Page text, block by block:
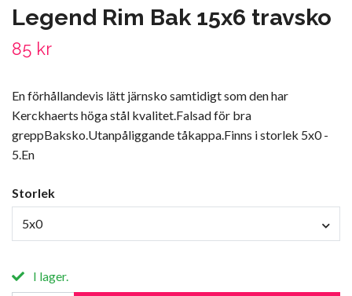
Legend Rim Bak 15x6 travsko
85 kr
En förhållandevis lätt järnsko samtidigt som den har
Kerckhaerts höga stål kvalitet.Falsad för bra
greppBaksko.Utanpåliggande tåkappa.Finns i storlek 5x0 -
5.En
Storlek
5x0
I lager.